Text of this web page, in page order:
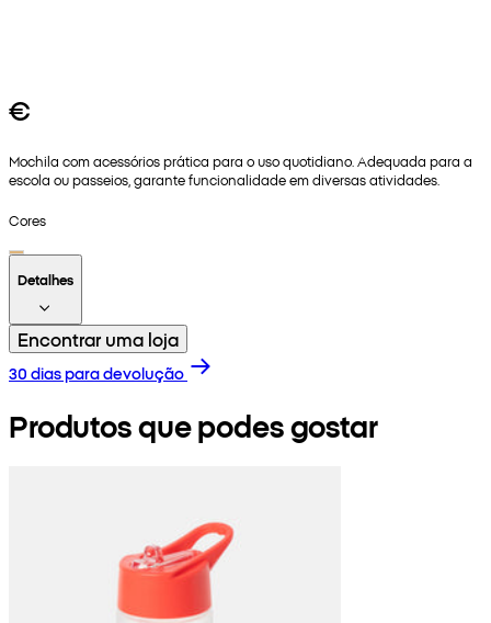
€
Mochila com acessórios prática para o uso quotidiano. Adequada para a
escola ou passeios, garante funcionalidade em diversas atividades.
Cores
Detalhes
Encontrar uma loja
30 dias para devolução
Produtos que podes gostar